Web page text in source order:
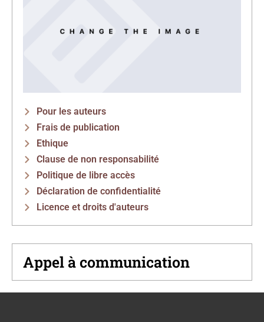
Pour les auteurs
Frais de publication
Ethique
Clause de non responsabilité
Politique de libre accès
Déclaration de confidentialité
Licence et droits d'auteurs
Appel à communication